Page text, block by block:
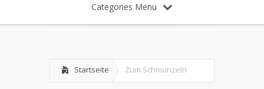
Categories Menu
Startseite Zum Schmunzeln